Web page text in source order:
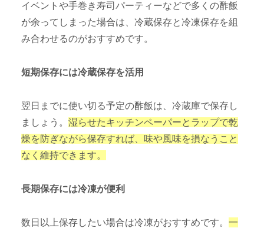
イベントや手巻き寿司パーティーなどで多くの酢飯
が余ってしまった場合は、冷蔵保存と冷凍保存を組
み合わせるのがおすすめです。
短期保存には冷蔵保存を活用
翌日までに使い切る予定の酢飯は、冷蔵庫で保存し
ましょう。 湿らせたキッチンペーパーとラップで乾
燥を防ぎながら保存すれば、味や風味を損なうこと
なく維持できます。
長期保存には冷凍が便利
数日以上保存したい場合は冷凍がおすすめです。 一